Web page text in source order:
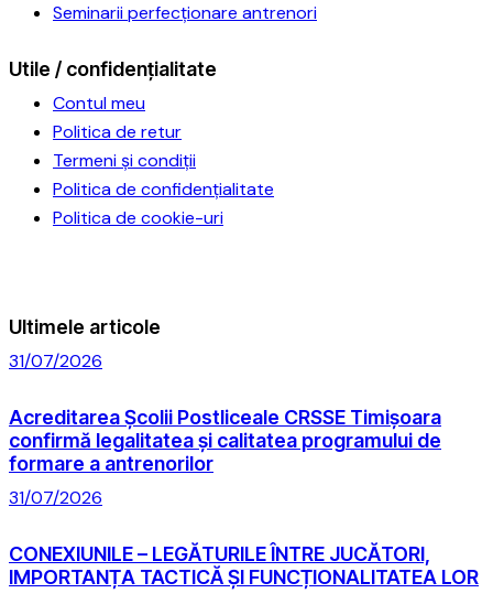
Seminarii perfecționare antrenori
Utile / confidențialitate
Contul meu
Politica de retur
Termeni și condiții
Politica de confidențialitate
Politica de cookie-uri
Ultimele articole
31/07/2026
Acreditarea Școlii Postliceale CRSSE Timișoara
confirmă legalitatea și calitatea programului de
formare a antrenorilor
31/07/2026
CONEXIUNILE – LEGĂTURILE ÎNTRE JUCĂTORI,
IMPORTANȚA TACTICĂ ȘI FUNCȚIONALITATEA LOR